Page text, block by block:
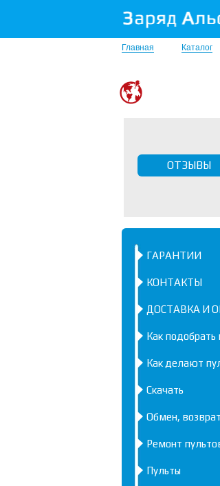
Главная Каталог
ОТЗЫВЫ
ГАРАНТИИ
КОНТАКТЫ
ДОСТАВКА И
Как подобрать
Как делают
Скачать
Обмен, возврат
Ремонт
Пульты